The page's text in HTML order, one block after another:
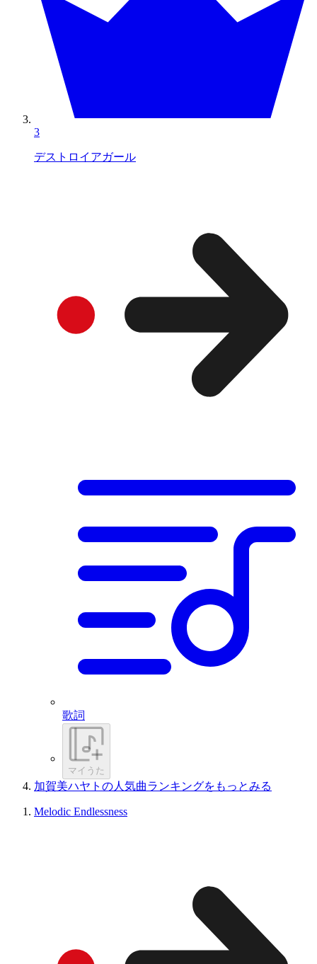
3
デストロイアガール
歌詞
マイうた
加賀美ハヤトの人気曲ランキングをもっとみる
Melodic Endlessness